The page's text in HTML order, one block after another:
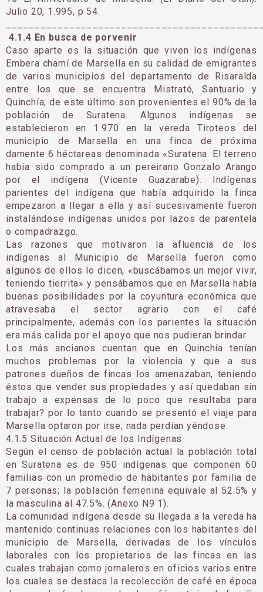
Julio 20, 1.995, p 54.
4.1.4 En busca de porvenir
Caso aparte es la situación que viven los indígenas
Embera chamí de Marsella en su calidad de emigrantes
de varios municipios del departamento de Risaralda
entre los que se encuentra Mistrató, Santuario y
Quinchía; de este último son provenientes el 90% de la
población de Suratena. Algunos indígenas se
establecieron en 1.970 en la vereda Tiroteos del
municipio de Marsella en una finca de próxima
damente 6 héctareas denominada «Suratena. El terreno
había sido comprado a un pereirano Gonzalo Arango
por el indígena (Vicente Guazarabe). Indígenas
parientes del indígena que había adquirido la finca
empezaron a llegar a ella y así sucesivamente fueron
instalándose indígenas unidos por lazos de parentela
o compadrazgo.
Las razones que motivaron la afluencia de los
indígenas al Municipio de Marsella fueron como
algunos de ellos lo dicen, «buscábamos un mejor vivir,
teniendo tierrita» y pensábamos que en Marsella había
buenas posibilidades por la coyuntura económica que
atravesaba el sector agrario con el café
principalmente, además con los parientes la situación
era más calida por el apoyo que nos pudieran brindar.
Los más ancianos cuentan que en Quinchía tenían
muchos problemas por la violencia y que a sus
patrones dueños de fincas los amenazaban, teniendo
éstos que vender sus propiedades y así quedaban sin
trabajo a expensas de lo poco que resultaba para
trabajar? por lo tanto cuando se presentó el viaje para
Marsella optaron por irse; nada perdían yéndose.
4.1.5 Situación Actual de los Indígenas
Según el censo de población actual la población total
en Suratena es de 950 indígenas que componen 60
familias con un promedio de habitantes por familia de
7 personas; la población femenina equivale al 52.5% y
la masculina al 47.5%. (Anexo N9 1).
La comunidad indígena desde su llegada a la vereda ha
mantenido continuas relaciones con los habitantes del
municipio de Marsella, derivadas de los vínculos
laborales con los propietarios de las fincas en las
cuales trabajan como jornaleros en oficios varios entre
los cuales se destaca la recolección de café en época